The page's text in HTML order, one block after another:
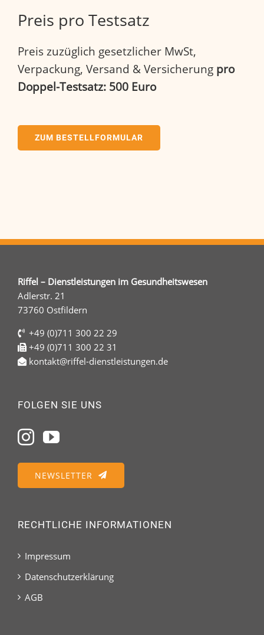
Preis pro Testsatz
Preis zuzüglich gesetzlicher MwSt,
Verpackung, Versand & Versicherung pro
Doppel-Testsatz: 500 Euro
ZUM BESTELLFORMULAR
Riffel – Dienstleistungen im Gesundheitswesen
Adlerstr. 21
73760 Ostfildern
+49 (0)711 300 22 29
+49 (0)711 300 22 31
kontakt@riffel-dienstleistungen.de
FOLGEN SIE UNS
NEWSLETTER
RECHTLICHE INFORMATIONEN
Impressum
Datenschutzerklärung
AGB